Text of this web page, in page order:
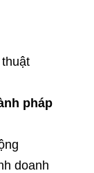
pháp
doanh